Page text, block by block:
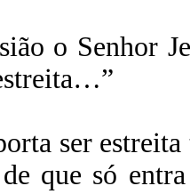
o Senhor
ser
que só